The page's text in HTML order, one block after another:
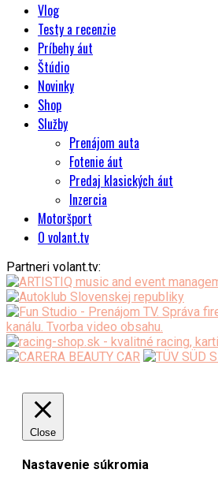
Vlog
Testy a recenzie
Príbehy áut
Štúdio
Novinky
Shop
Služby
Prenájom auta
Fotenie áut
Predaj klasických áut
Inzercia
Motoršport
O volant.tv
Partneri volant.tv:
Close
Nastavenie súkromia